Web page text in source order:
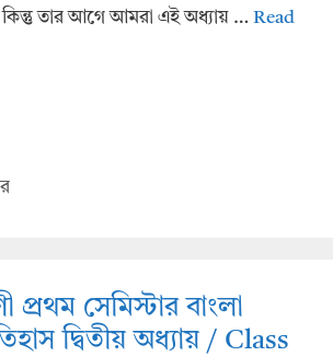
তার আগে আমরা এই অধ্যায় … Read
প্রথম সেমিস্টার বাংলা
দ্বিতীয় অধ্যায় / Class